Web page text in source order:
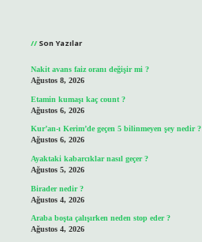
Son Yazılar
Nakit avans faiz oranı değişir mi ?
Ağustos 8, 2026
Etamin kumaşı kaç count ?
Ağustos 6, 2026
Kur’an-ı Kerim’de geçen 5 bilinmeyen şey nedir ?
Ağustos 6, 2026
Ayaktaki kabarcıklar nasıl geçer ?
Ağustos 5, 2026
Birader nedir ?
Ağustos 4, 2026
Araba boşta çalışırken neden stop eder ?
Ağustos 4, 2026